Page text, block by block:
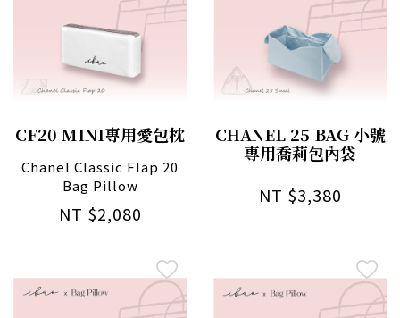
CF20 MINI專用愛包枕
Chanel Classic Flap 20
Bag Pillow
NT $2,080
CHANEL 25 BAG 小號
專用喬莉包內袋
NT $3,380